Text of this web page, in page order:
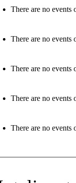
There are no events
There are no events
There are no events
There are no events
There are no events